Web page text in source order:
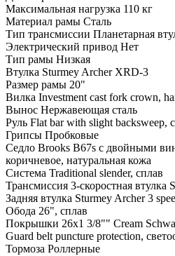
Максимальная нагрузка 110 кг
Материал рамы Сталь
Тип трансмиссии Планетарная
Электрический привод Нет
Тип рамы Низкая
Втулка Sturmey Archer XRD-3
Размер рамы 20"
Вилка Investment cast fork crown,
Вынос Нержавеющая сталь
Руль Flat bar with slight backsweep,
Грипсы Пробковые
Седло Brooks B67s с двойными
коричневое, натуральная кожа
Система Traditional slender, сплав
Трансмиссия 3-скоростная втулка
Задняя втулка Sturmey Archer 3
Обода 26", сплав
Покрышки 26x1 3/8"" Cream
Guard belt puncture protection,
Тормоза Роллерные